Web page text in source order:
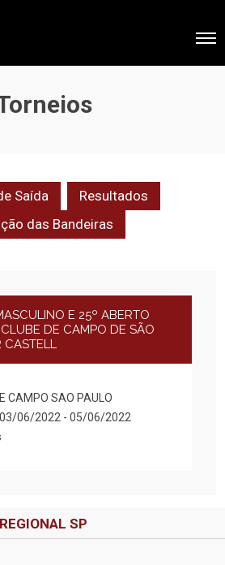
Saída
Resultados
das Bandeiras
E 25º ABERTO
DE CAMPO DE SÃO
CASTELL
CAMPO SAO PAULO
03/06/2022 - 05/06/2022
SP